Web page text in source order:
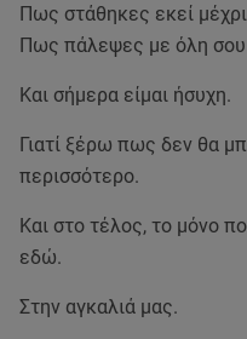
Πως στάθηκες εκεί
Πως πάλεψες με όλη σου
Και σήμερα είμαι ήσυχη.
Γιατί ξέρω πως δεν θα
περισσότερο.
Και στο τέλος, το μόνο
εδώ.
Στην αγκαλιά μας.